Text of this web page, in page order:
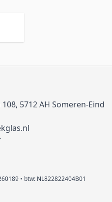
5712 AH Someren-Eind
• btw: NL822822404B01